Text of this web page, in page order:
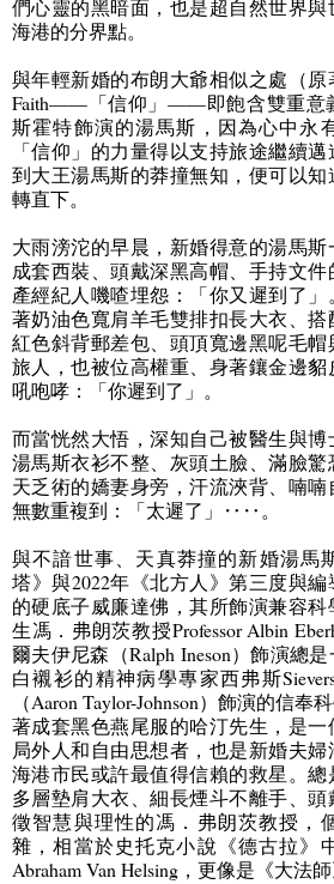
們心靈的黑暗面，也是超自然世界
海港的分界點。
與年輕新婚的布朗大爺相似之處（
Faith—— 「信仰」——即飽含雙重意
斯霍特飾演的湯馬斯，因為心中永
「信仰」的力量得以支持旅途繼續
到大王湯馬斯的莽撞無知，便可以
轉直下。
大雨滂沱的早晨，新婚得意的湯馬
成套西裝、頭戴深黑高帽、手持文
產經紀人嘰喳埋怨：「你又遲到了
著奶油色寬肩羊毛雙排扣長大衣、
紅色斜背郵差包、頭頂寬邊黑呢毛
旅人，也被位高權重、身著鑲金邊
吼咆哮：「你遲到了」。
而當恍然大悟，深知自己被醫生與博
湯馬斯衣衫不整、灰頭土臉、滿臉
天乏術的嬌妻身旁，汗流浹背、喃
無數重複到：「太遲了」‥‥。
與不諳世事、天真莽撞的新婚湯馬
塔》與2022年《北方人》第三度與
的硬底子威廉達佛，其所飾演兼容
生馮．弗朗茨教授Professor Albin
爾夫伊尼森（Ralph Ineson）飾演總
白襯衫的精神病學專家西弗斯
（Aaron Taylor-Johnson）飾演的信奉
著成套黑色燕尾服的哈汀先生，是
局外人和自由思想者，也是新婚夫
海港市民或許最值得信賴的救星。
多層墊肩大衣、細長煙斗不離手、
徵智慧與理性的馮．弗朗茨教授，
雜，相當於史托克小說《德古拉》
Abraham Van Helsing ，更像是《大法